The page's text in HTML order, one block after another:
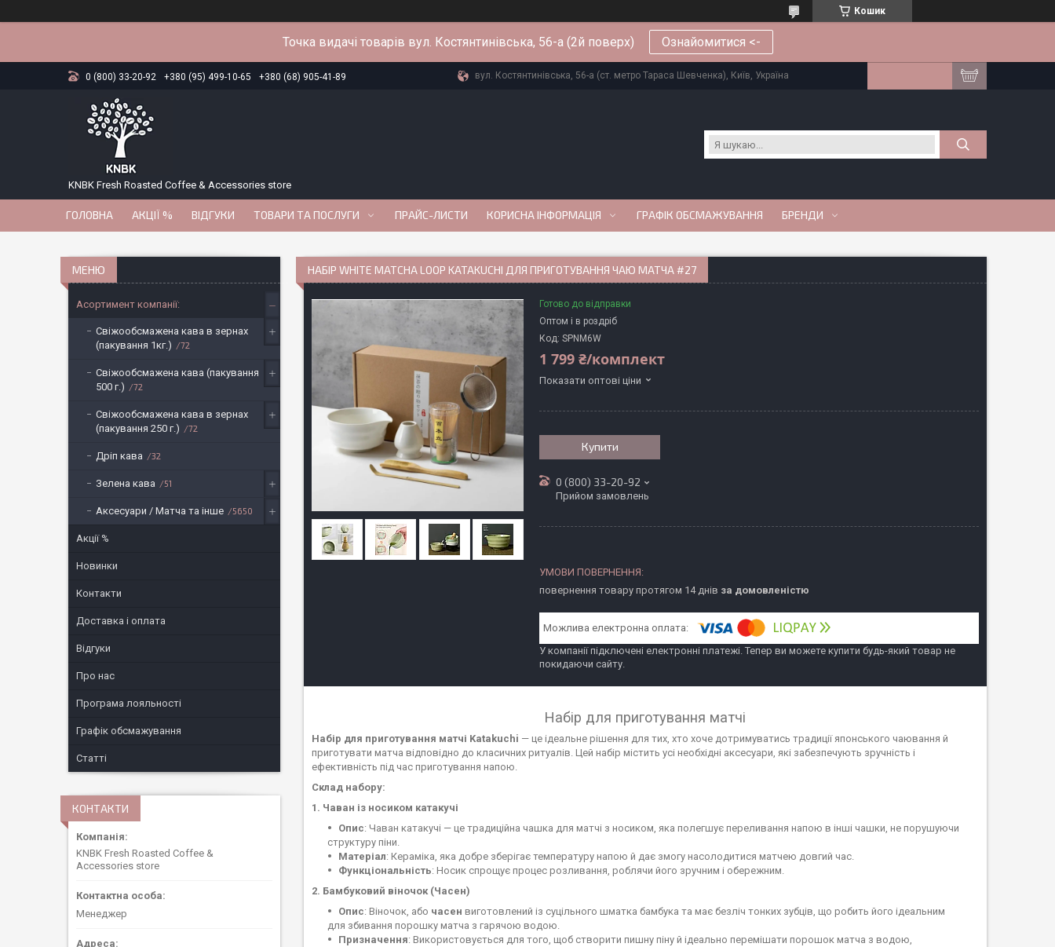
Кошик
Точка видачі товарів вул. Костянтинівська, 56-а (2й поверх) Ознайомитися <-
0 (800) 33-20-92 +380 (95) 499-10-65 +380 (68) 905-41-89 вул. Костянтинівська, 56-а (ст. метро Тараса Шевченка), Київ, Україна
KNBK Fresh Roasted Coffee & Accessories store
ГОЛОВНА АКЦІЇ % ВІДГУКИ ТОВАРИ ТА ПОСЛУГИ ПРАЙС-ЛИСТИ КОРИСНА ІНФОРМАЦІЯ ГРАФІК ОБСМАЖУВАННЯ БРЕНДИ
НАБІР WHITE MATCHA LOOP KATAKUCHI ДЛЯ ПРИГОТУВАННЯ ЧАЮ МАТЧА #27
Готово до відправки
Оптом і в роздріб
Код: SPNM6W
1 799 ₴/комплект
Показати оптові ціни
Купити
0 (800) 33-20-92
Прийом замовлень
повернення товару протягом 14 днів за домовленістю
У компанії підключені електронні платежі. Тепер ви можете купити будь-який товар не
покидаючи сайту.
Набір для приготування матчі
Набір для приготування матчі Katakuchi — це ідеальне рішення для тих, хто хоче дотримуватись традиції японського чаювання й
приготувати матча відповідно до класичних ритуалів. Цей набір містить усі необхідні аксесуари, які забезпечують зручність і
ефективність під час приготування напою.
Склад набору:
1. Чаван із носиком катакучі
Опис: Чаван катакучі — це традиційна чашка для матчі з носиком, яка полегшує переливання напою в інші чашки, не порушуючи
структуру піни.
Матеріал: Кераміка, яка добре зберігає температуру напою й дає змогу насолодитися матчею довгий час.
Функціональність: Носик спрощує процес розливання, роблячи його зручним і обережним.
2. Бамбуковий віночок (Часен)
Опис: Віночок, або часен виготовлений із суцільного шматка бамбука та має безліч тонких зубців, що робить його ідеальним
для збивання порошку матча з гарячою водою.
Призначення: Використовується для того, щоб створити пишну піну й ідеально перемішати порошок матча з водою,
Асортимент компанії:
Свіжообсмажена кава в зернах
(пакування 1кг.)
72
Свіжообсмажена кава (пакування
500 г.)
72
Свіжообсмажена кава в зернах
(пакування 250 г.)
72
Дріп кава 32
Зелена кава 51
Аксесуари / Матча та інше 5650
Акції %
Новинки
Контакти
Доставка і оплата
Відгуки
Про нас
Програма лояльності
Графік обсмажування
Статті
КОНТАКТИ
KNBK Fresh Roasted Coffee &
Accessories store
Менеджер